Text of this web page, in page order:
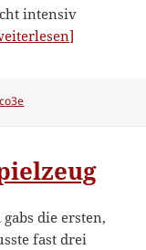
intensiv
ermitteln
und
sinnvoll
Schlagwörter
co3e
die ersten,
fast drei